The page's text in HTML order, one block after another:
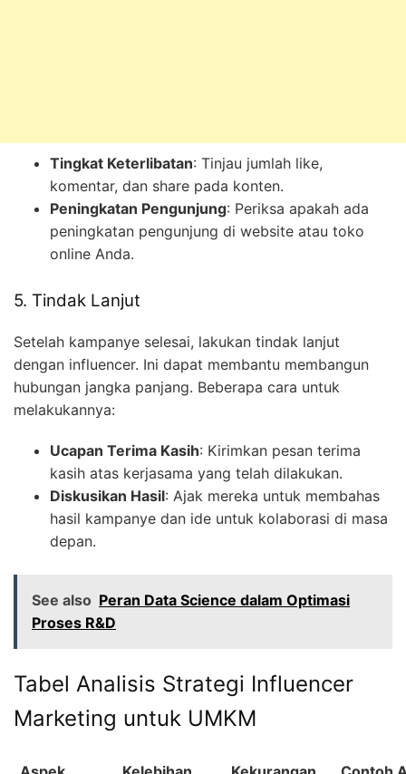
Tingkat Keterlibatan: Tinjau jumlah like,
komentar, dan share pada konten.
Peningkatan Pengunjung: Periksa apakah ada
peningkatan pengunjung di website atau toko
online Anda.
5. Tindak Lanjut
Setelah kampanye selesai, lakukan tindak lanjut
dengan influencer. Ini dapat membantu membangun
hubungan jangka panjang. Beberapa cara untuk
melakukannya:
Ucapan Terima Kasih: Kirimkan pesan terima
kasih atas kerjasama yang telah dilakukan.
Diskusikan Hasil: Ajak mereka untuk membahas
hasil kampanye dan ide untuk kolaborasi di masa
depan.
See also Peran Data Science dalam Optimasi
Proses R&D
Tabel Analisis Strategi Influencer
Marketing untuk UMKM